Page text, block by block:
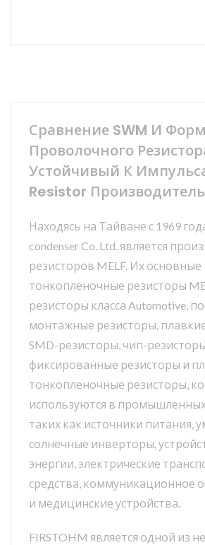
Сравнение SWM И
Проволочного
Устойчивый К
Resistor Производитель
Находясь на Тайване с 1969
condenser Co. Ltd. является
резисторов MELF. Их основные
тонкопленочные резисторы
резисторы класса Automotive,
монтажные резисторы,
SMD-резисторы, чип-
фиксированные резисторы и
тонкопленочные резисторы,
используются в
таких как источники питания,
солнечные инверторы,
энергии, электрические
средства, коммуникационное
и медицинские устройства.
FIRSTOHM является одной из